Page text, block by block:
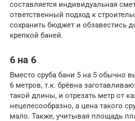
составляется индивидуальная
ответственный подход к
сохранить бюджет и обзавестись
крепкой баней.
6 на 6
Вместо сруба бани 5 на 5 обычно
6 метров, т.к. брёвна
такой длины, и отрезать метр от
нецелесообразно, а цена такого
мало. Также, учитывая площадь